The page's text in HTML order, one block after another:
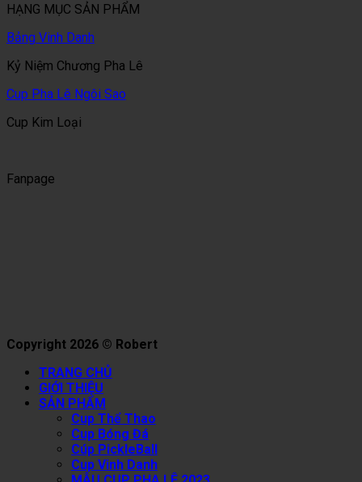
HẠNG MỤC SẢN PHẨM
Bảng Vinh Danh
Kỷ Niệm Chương Pha Lê
Cup Pha Lê Ngôi Sao
Cup Kim Loại
Fanpage
Copyright 2026 © Robert
TRANG CHỦ
GIỚI THIỆU
SẢN PHẨM
Cup Thể Thao
Cup Bóng Đá
Cúp PickleBall
Cup Vinh Danh